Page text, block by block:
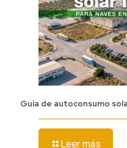
Guía de autoconsumo
Leer más